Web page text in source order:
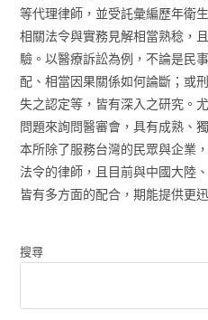
等代理律師，並受託彙編歷年衛
相關法令與實務見解相當熟稔，
驗。以醫療訴訟為例，不論是民
配、相當因果關係如何論斷；或
失之認定等，皆有深入之研究。
問題來詢問醫審會，具有成熟、
本所除了服務台灣的民眾與企業
法令的律師，且目前與中國大陸
皆有多方面的配合，期能提供更
搜尋